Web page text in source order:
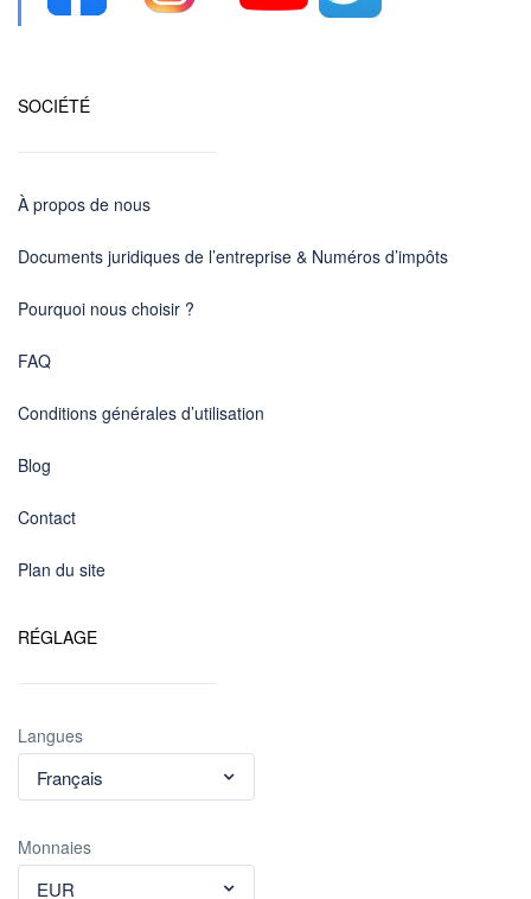
SOCIÉTÉ
À propos de nous
Documents juridiques de l’entreprise & Numéros d’impôts
Pourquoi nous choisir ?
FAQ
Conditions générales d’utilisation
Blog
Contact
Plan du site
RÉGLAGE
Langues
Français
Monnaies
EUR